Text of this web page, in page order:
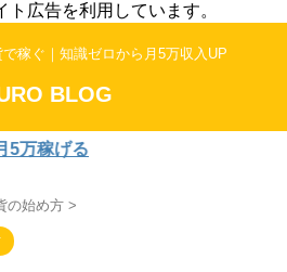
広告を利用しています。
稼ぐ｜知識ゼロから月5万収入UP
BLOG
の始め方 >